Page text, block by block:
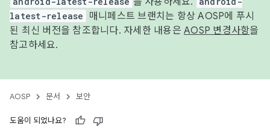
latest-release
매니페스트 브랜치는 항상 AOSP에 푸시
된 최신 버전을 참조합니다. 자세한 내용은 AOSP 변경사항을
참고하세요.
AOSP 문서 보안
도움이 되었나요?